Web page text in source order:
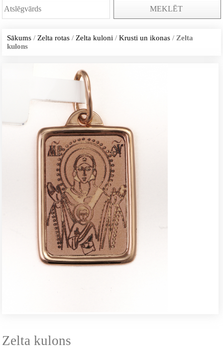
MEKLĒT
Sākums / Zelta rotas / Zelta kuloni /Krusti un ikonas / Zelta
kulons
Zelta kulons